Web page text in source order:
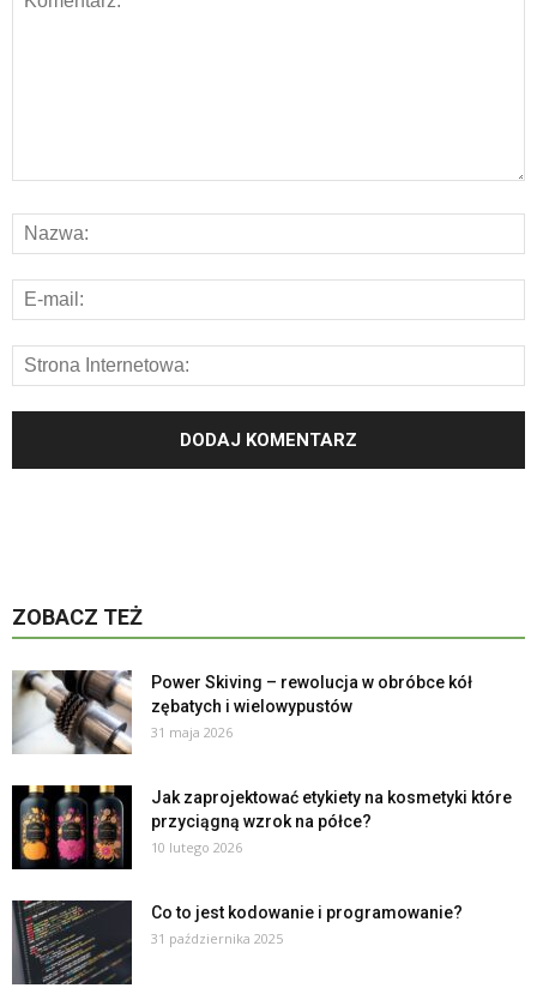
ZOBACZ TEŻ
Power Skiving – rewolucja w obróbce kół
zębatych i wielowypustów
31 maja 2026
Jak zaprojektować etykiety na kosmetyki które
przyciągną wzrok na półce?
10 lutego 2026
Co to jest kodowanie i programowanie?
31 października 2025